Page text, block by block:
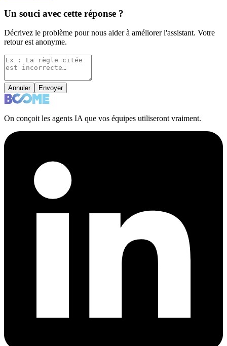
Un souci avec cette réponse ?
Décrivez le problème pour nous aider à améliorer l'assistant. Votre
retour est anonyme.
Annuler Envoyer
On conçoit les agents IA que vos équipes utiliseront vraiment.